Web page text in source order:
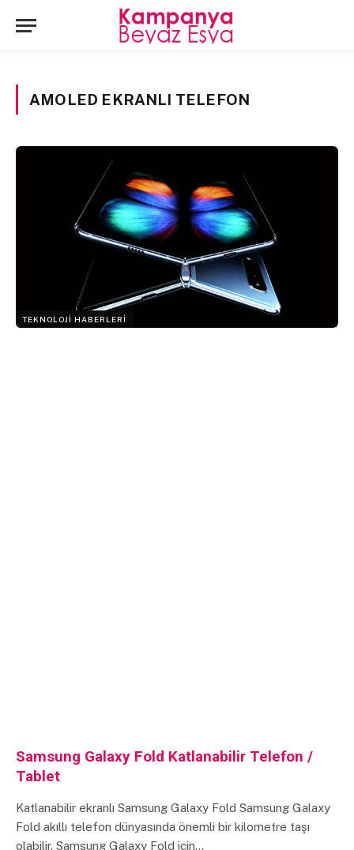
AMOLED EKRANLI TELEFON
TEKNOLOJI HABERLERI
Samsung Galaxy Fold Katlanabilir Telefon /
Tablet
Katlanabilir ekranlı Samsung Galaxy Fold Samsung Galaxy
Fold akıllı telefon dünyasında önemli bir kilometre taşı
olabilir. Samsung Galaxy Fold için…